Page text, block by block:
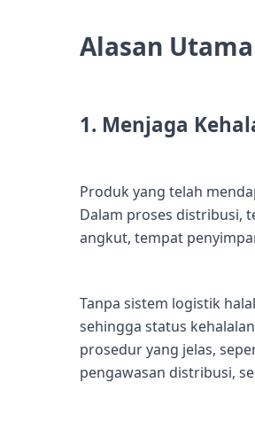
Alasan
1. Menjaga
Produk yang telah
Dalam proses distribusi,
angkut, tempat
Tanpa sistem logistik
sehingga status
prosedur yang jelas,
pengawasan distribusi,